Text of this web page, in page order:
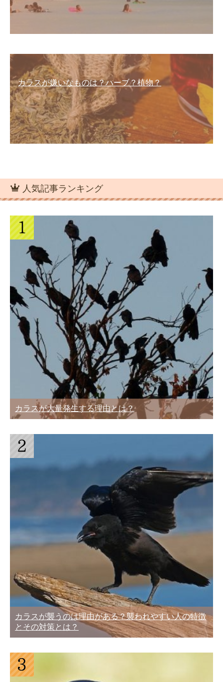
カラスが嫌いなものは？ハーブ？植物？
人気記事ランキング
カラスが大量発生する理由とは？
カラスが襲うのは理由がある？襲われやすい人の特徴
とその対策とは？